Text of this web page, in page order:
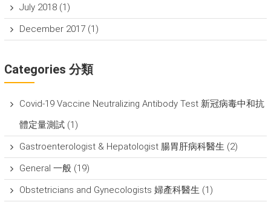
July 2018(1)
December 2017(1)
Categories 分類
Covid-19 Vaccine Neutralizing Antibody Test 新冠病毒中和抗
體定量測試(1)
Gastroenterologist & Hepatologist 腸胃肝病科醫生 (2)
General 一般(19)
Obstetricians and Gynecologists 婦產科醫生 (1)